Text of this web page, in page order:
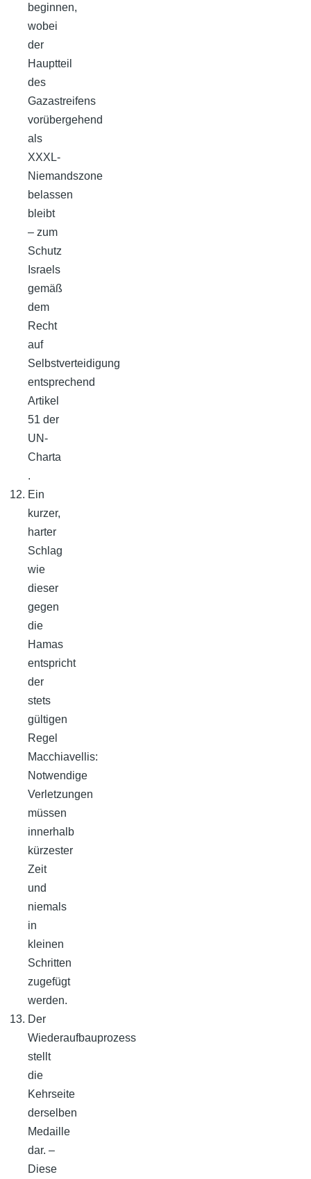
beginnen,
wobei
der
Hauptteil
des
Gazastreifens
vorübergehend
als
XXXL-
Niemandszone
belassen
bleibt
– zum
Schutz
Israels
gemäß
dem
Recht
auf
Selbstverteidigung
entsprechend
Artikel
51 der
UN-
Charta
.
Ein
kurzer,
harter
Schlag
wie
dieser
gegen
die
Hamas
entspricht
der
stets
gültigen
Regel
Macchiavellis:
Notwendige
Verletzungen
müssen
innerhalb
kürzester
Zeit
und
niemals
in
kleinen
Schritten
zugefügt
werden.
Der
Wiederaufbauprozess
stellt
die
Kehrseite
derselben
Medaille
dar. –
Diese